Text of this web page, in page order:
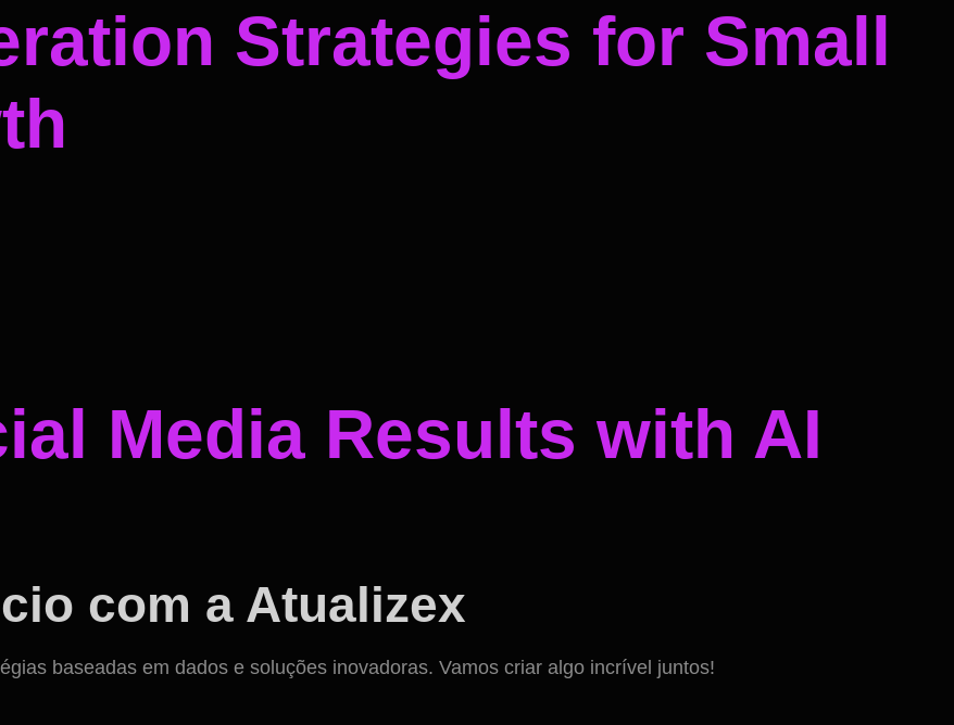
Strategies for Small
Media Results with AI
com a Atualizex
baseadas em dados e soluções inovadoras. Vamos criar algo incrível juntos!